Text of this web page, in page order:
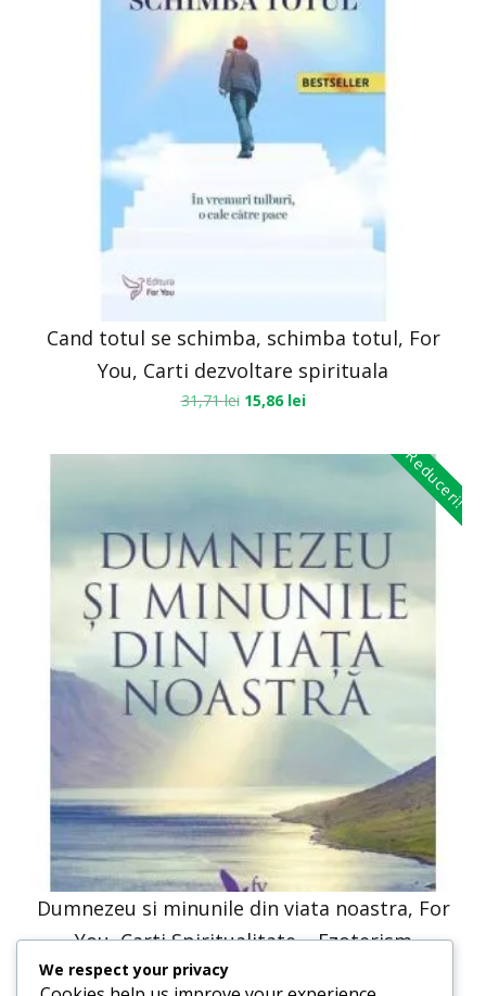
Cand totul se schimba, schimba totul, For
You, Carti dezvoltare spirituala
31,71lei 15,86 lei
Reduceri!
Dumnezeu si minunile din viata noastra, For
You, Carti Spiritualitate – Ezoterism
30,66lei
We respect your privacy